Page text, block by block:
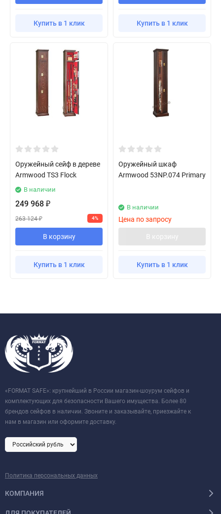
Купить в 1 клик Купить в 1 клик
Оружейный сейф в дереве
Armwood TS3 Flock
В наличии
249 968 ₽
263 124₽ 4%
В корзину
Купить в 1 клик
Оружейный шкаф
Armwood 53NP.074 Primary
В наличии
Цена по запросу
В корзину
Купить в 1 клик
«FORMAT SAFE»: крупнейший в России магазин-шоурум сейфов и
комплектующих для безопасности Вашего имущества. Более 80
брендов сейфов в наличии. Звоните и заказывайте, приезжайте к
нам в магазин или оформите доставку.
Политика персональных данных
КОМПАНИЯ